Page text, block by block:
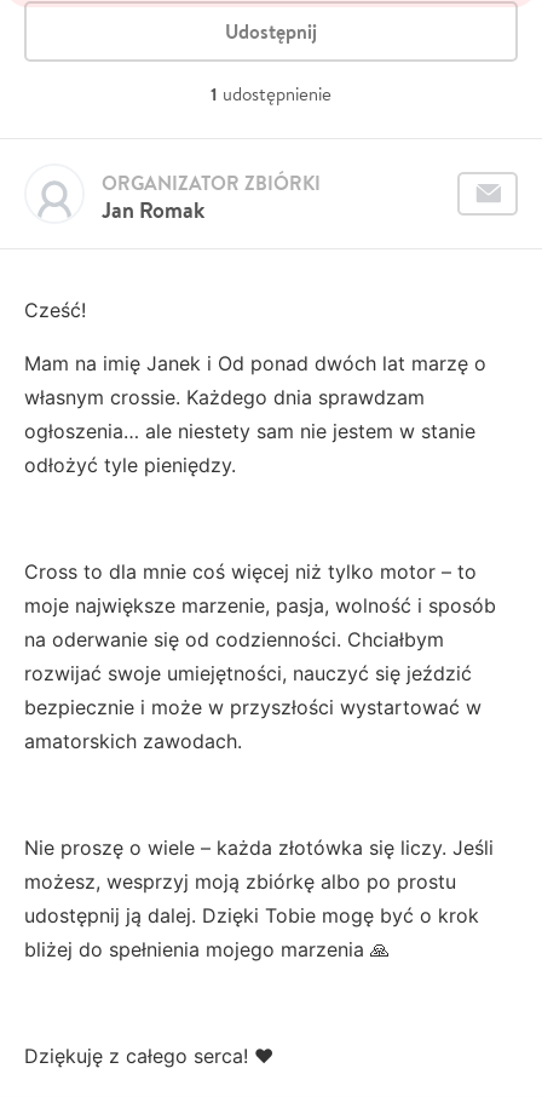
Udostępnij
1 udostępnienie
Jan Romak
ORGANIZATOR ZBIÓRKI
Cześć!
Mam na imię Janek i Od ponad dwóch lat marzę o
własnym crossie. Każdego dnia sprawdzam
ogłoszenia… ale niestety sam nie jestem w stanie
odłożyć tyle pieniędzy.
Cross to dla mnie coś więcej niż tylko motor – to
moje największe marzenie, pasja, wolność i sposób
na oderwanie się od codzienności. Chciałbym
rozwijać swoje umiejętności, nauczyć się jeździć
bezpiecznie i może w przyszłości wystartować w
amatorskich zawodach.
Nie proszę o wiele – każda złotówka się liczy. Jeśli
możesz, wesprzyj moją zbiórkę albo po prostu
udostępnij ją dalej. Dzięki Tobie mogę być o krok
bliżej do spełnienia mojego marzenia 🙏
Dziękuję z całego serca! ❤️